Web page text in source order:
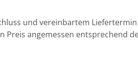
und vereinbartem
angemessen entsprechend